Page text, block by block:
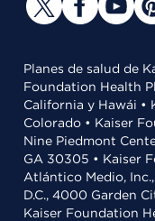
Planes de salud de
Foundation Health
California y Hawái •
Colorado • Kaiser
Nine Piedmont
GA 30305 • Kaiser
Atlántico Medio,
D.C., 4000 Garden
Kaiser Foundation